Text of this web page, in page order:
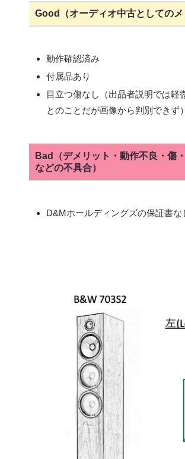
Good（オーディオ中古としてのメ
動作確認済み
付属品あり
目立つ傷なし（出品者説明では軽
とのことだが画像から判別できず）
Bad（デメリット・動作不良・傷
などの不具合）
D&Mホールディングズの保証書な